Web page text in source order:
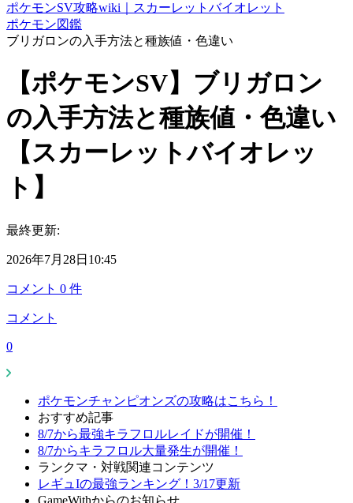
ポケモンSV攻略wiki｜スカーレットバイオレット
ポケモン図鑑
ブリガロンの入手方法と種族値・色違い
【ポケモンSV】ブリガロン
の入手方法と種族値・色違い
【スカーレットバイオレッ
ト】
最終更新:
2026年7月28日10:45
コメント 0 件
コメント
0
ポケモンチャンピオンズの攻略はこちら！
おすすめ記事
8/7から最強キラフロルレイドが開催！
8/7からキラフロル大量発生が開催！
ランクマ・対戦関連コンテンツ
レギュIの最強ランキング！3/17更新
GameWithからのお知らせ